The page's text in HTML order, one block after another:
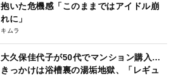
抱いた危機感「このままではアイドル崩
れに」
キムラ
大久保佳代子が50代でマンション購入…
きっかけは浴槽裏の湯垢地獄、「レギュ